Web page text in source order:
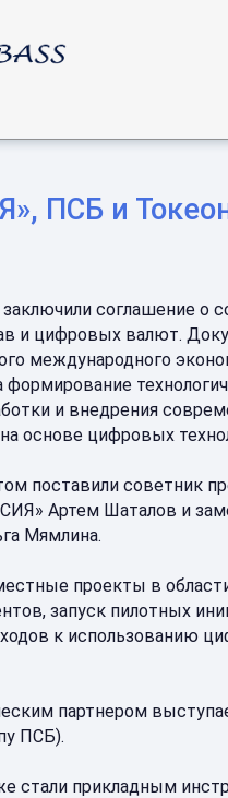
ПСБ и
соглашение о
и цифровых валют.
международного
и внедрения
основе цифровых
поставили советник
Артем Шаталов и
Мямлина.
проекты в
запуск пилотных
к использованию
партнером
ПСБ).
стали прикладным